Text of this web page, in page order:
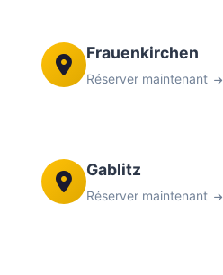
Frauenkirchen
Réserver maintenant
Gablitz
Réserver maintenant